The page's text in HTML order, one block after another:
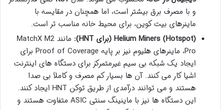
و با مصرف برق بیشتر است، اما همچنان در مقایسه با
ماینرهای بیت کوین، برای محیط خانه مناسب تر است.
Helium Miners (Hotspot) (برای HNT):
مانند MatchX M2
Pro، ماینرهای هلیوم نیز بر پایه Proof of Coverage برای
ایجاد یک شبکه بی سیم غیرمتمرکز برای دستگاه های اینترنت
اشیا کار می کنند. آن ها بسیار کم مصرف و کاملاً بی صدا
هستند و می توانند درآمدی از طریق توکن HNT ایجاد کنند.
این دستگاه ها نیز با ماینینگ سنتی ASIC متفاوت هستند و